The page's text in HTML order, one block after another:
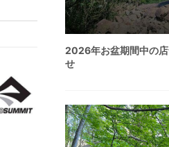
2026年お盆期間中の
せ